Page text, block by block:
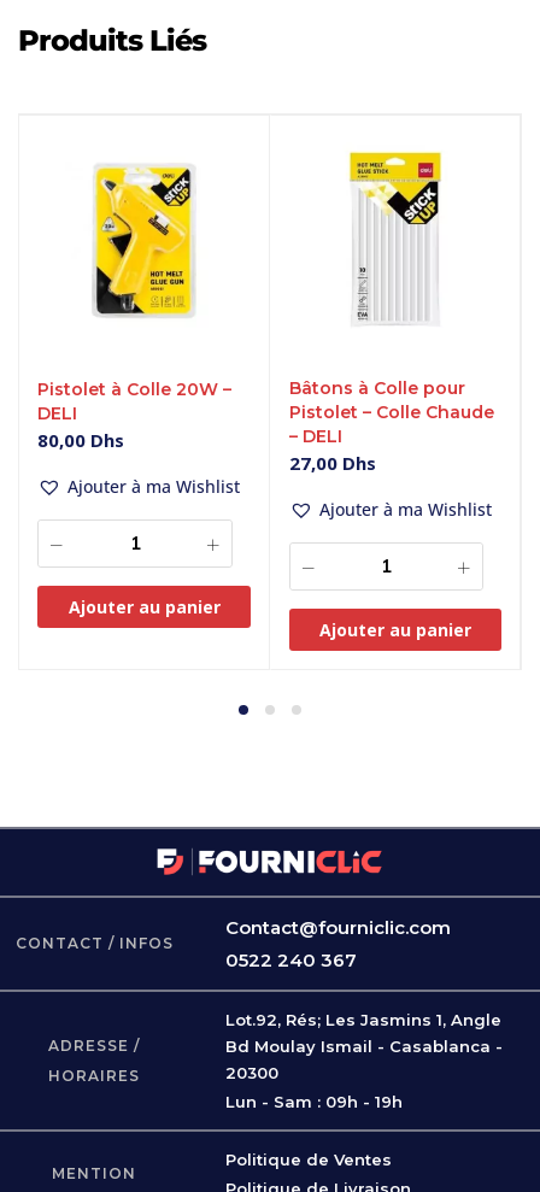
Produits Liés
Pistolet à Colle 20W –
DELI
80,00 Dhs
Ajouter à ma Wishlist
Ajouter au panier
Bâtons à Colle pour
Pistolet – Colle Chaude
– DELI
27,00 Dhs
Ajouter à ma Wishlist
Ajouter au panier
CONTACT / INFOS
Contact@fourniclic.com
0522 240 367
ADRESSE /
HORAIRES
Lot.92, Rés; Les Jasmins 1, Angle
Bd Moulay Ismail - Casablanca -
20300
Lun - Sam : 09h - 19h
MENTION
Politique de Ventes
Politique de Livraison